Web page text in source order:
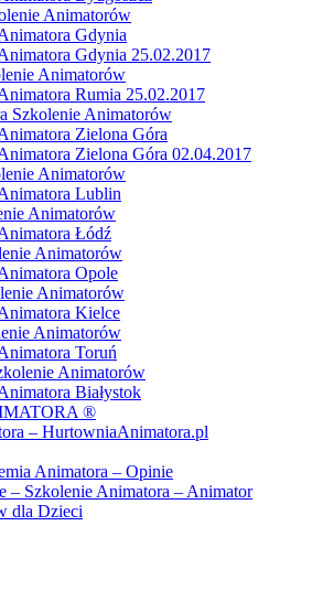
Animatorów
Gdynia
Gdynia 25.02.2017
Animatorów
Rumia 25.02.2017
Szkolenie Animatorów
Zielona Góra
Zielona Góra 02.04.2017
Animatorów
Lublin
Animatorów
Łódź
Animatorów
Opole
Animatorów
Kielce
Animatorów
Toruń
Animatorów
Białystok
®
– HurtowniaAnimatora.pl
Animatora – Opinie
– Szkolenie Animatora – Animator
dla Dzieci